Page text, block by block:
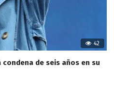
42
condena de seis años en su